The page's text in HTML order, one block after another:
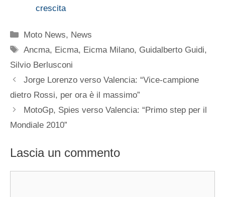
crescita
Categorie
Moto News, News
Tag
Ancma, Eicma, Eicma Milano, Guidalberto Guidi,
Silvio Berlusconi
Jorge Lorenzo verso Valencia: “Vice-campione
dietro Rossi, per ora è il massimo”
MotoGp, Spies verso Valencia: “Primo step per il
Mondiale 2010”
Lascia un commento